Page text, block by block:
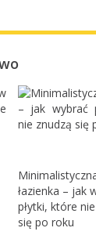
łazienka – jak
płytki, które
się po roku